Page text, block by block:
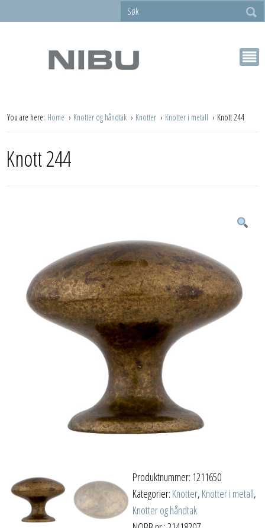
You are here: Home Knotter og håndtak Knotter Knotter i metall Knott 244
Knott 244
Produktnummer: 1211650
Kategorier: Knotter, Knotter i metall,
Knotter og håndtak